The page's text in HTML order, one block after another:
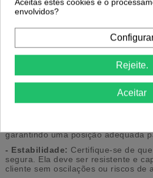
garantir o conforto e a ergonomia
quanto para o cliente. Aqui estão
ajudá-lo a escolher a cadeira de
Opte por uma cadeira
confortável. Certifique-se de que o
ofereçam suporte adequado para
um ambiente confortável para quem
- Regulagens:Verifique se a
garantindo uma posição adequada
- Estabilidade: Certifique-se de
segura. Ela deve ser resistente e
cliente sem oscilações ou riscos de
envolvidos?
Rejeite.
Aceitar